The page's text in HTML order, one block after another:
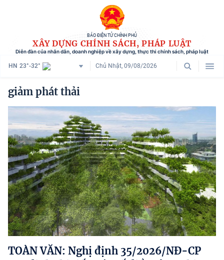
BÁO ĐIỆN TỬ CHÍNH PHỦ
XÂY DỰNG CHÍNH SÁCH, PHÁP LUẬT
Diễn đàn của nhân dân, doanh nghiệp về xây dựng, thực thi chính sách, pháp luật
HN 23°-32° Chủ Nhật, 09/08/2026
Danh mục
Trang chủ
Chính sách mới
Tham vấn chính sách
Người dân góp ý
Doanh nghiệp hiến kế
Chính sách và cuộc sống
Hướng dẫn thực hiện chính sách
Phát triển kinh tế tư nhân và doanh nghiệp dân tộc
giảm phát thải
TOÀN VĂN: Nghị định 35/2026/NĐ-CP